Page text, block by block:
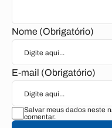
Nome (Obrigatório)
E-mail (Obrigatório)
Salvar meus dados neste
comentar.